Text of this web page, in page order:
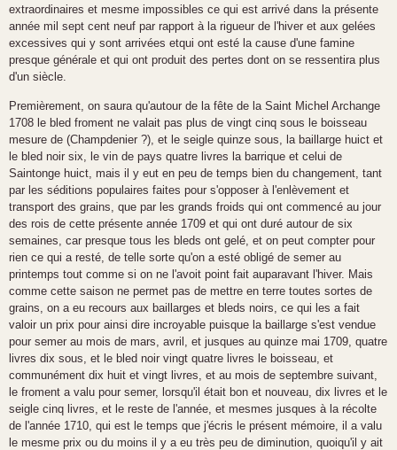
extraordinaires et mesme impossibles ce qui est arrivé dans la présente
année mil sept cent neuf par rapport à la rigueur de l'hiver et aux gelées
excessives qui y sont arrivées etqui ont esté la cause d'une famine
presque générale et qui ont produit des pertes dont on se ressentira plus
d'un siècle.
Premièrement, on saura qu'autour de la fête de la Saint Michel Archange
1708 le bled froment ne valait pas plus de vingt cinq sous le boisseau
mesure de (Champdenier ?), et le seigle quinze sous, la baillarge huict et
le bled noir six, le vin de pays quatre livres la barrique et celui de
Saintonge huict, mais il y eut en peu de temps bien du changement, tant
par les séditions populaires faites pour s'opposer à l'enlèvement et
transport des grains, que par les grands froids qui ont commencé au jour
des rois de cette présente année 1709 et qui ont duré autour de six
semaines, car presque tous les bleds ont gelé, et on peut compter pour
rien ce qui a resté, de telle sorte qu'on a esté obligé de semer au
printemps tout comme si on ne l'avoit point fait auparavant l'hiver. Mais
comme cette saison ne permet pas de mettre en terre toutes sortes de
grains, on a eu recours aux baillarges et bleds noirs, ce qui les a fait
valoir un prix pour ainsi dire incroyable puisque la baillarge s'est vendue
pour semer au mois de mars, avril, et jusques au quinze mai 1709, quatre
livres dix sous, et le bled noir vingt quatre livres le boisseau, et
communément dix huit et vingt livres, et au mois de septembre suivant,
le froment a valu pour semer, lorsqu'il était bon et nouveau, dix livres et le
seigle cinq livres, et le reste de l'année, et mesmes jusques à la récolte
de l'année 1710, qui est le temps que j'écris le présent mémoire, il a valu
le mesme prix ou du moins il y a eu très peu de diminution, quoiqu'il y ait